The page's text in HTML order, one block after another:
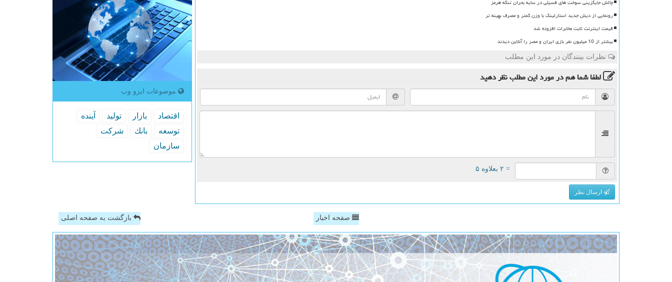
چالش جایگزینی سوخت های فسیلی در سایه بحران تنگه هرمز
رونمایی از دیش جدید استارلینک با وزن کمتر و مصرف بهینه تر
قیمت اینترنت ثابت مخابرات افزوده شد
بیشتر از 10 میلیون نفر بازی ایران و مصر را آنلاین دیدند
نظرات بینندگان در مورد این مطلب
لطفا شما همدر مورد این مطلبنظر دهید
= ۲ بعلاوه ۵
ارسال نظر
موضوعات ایزو وب
اقتصاد بازار تولید
آینده
توسعه
بانك
شركت
سازمان
صفحه اخبار بازگشت به صفحه اصلی